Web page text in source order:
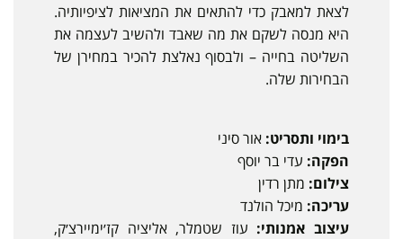
לצאת למאבק כדי להתאים את המציאות לציפיותיה.
היא מנסה לשקם את מה שאבד ולהשיב לעצמה את
השליטה בחייה – ולבסוף נאלצת להכיר במחירן של
הבחירות שלה.
בימוי ותסריט: אור סיני
הפקה: עדי בר יוסף
צילום: מתן רדין
עריכה: מיכל הולנד
עיצוב אמנותי: עוז שטמלר, אליציה קז׳ימיירצ׳ק,